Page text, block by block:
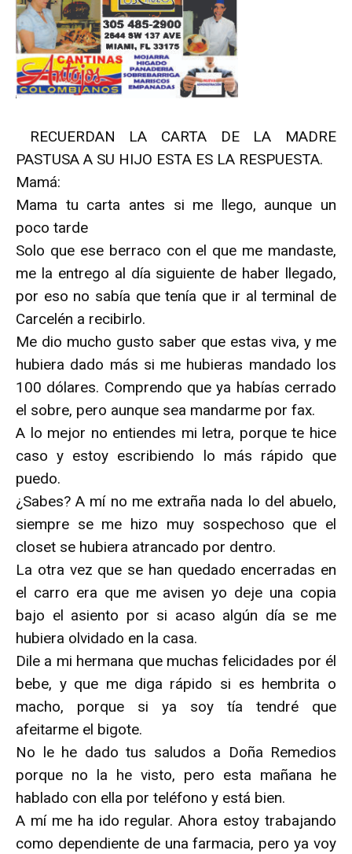
RECUERDAN LA CARTA DE LA MADRE
PASTUSA A SU HIJO ESTA ES LA RESPUESTA.
Mamá:
Mama tu carta antes si me llego, aunque un
poco tarde
Solo que ese berraco con el que me mandaste,
me la entrego al día siguiente de haber llegado,
por eso no sabía que tenía que ir al terminal de
Carcelén a recibirlo.
Me dio mucho gusto saber que estas viva, y me
hubiera dado más si me hubieras mandado los
100 dólares. Comprendo que ya habías cerrado
el sobre, pero aunque sea mandarme por fax.
A lo mejor no entiendes mi letra, porque te hice
caso y estoy escribiendo lo más rápido que
puedo.
¿Sabes? A mí no me extraña nada lo del abuelo,
siempre se me hizo muy sospechoso que el
closet se hubiera atrancado por dentro.
La otra vez que se han quedado encerradas en
el carro era que me avisen yo deje una copia
bajo el asiento por si acaso algún día se me
hubiera olvidado en la casa.
Dile a mi hermana que muchas felicidades por él
bebe, y que me diga rápido si es hembrita o
macho, porque si ya soy tía tendré que
afeitarme el bigote.
No le he dado tus saludos a Doña Remedios
porque no la he visto, pero esta mañana he
hablado con ella por teléfono y está bien.
A mí me ha ido regular. Ahora estoy trabajando
como dependiente de una farmacia, pero ya voy